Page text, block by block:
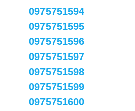
0975751594
0975751595
0975751596
0975751597
0975751598
0975751599
0975751600